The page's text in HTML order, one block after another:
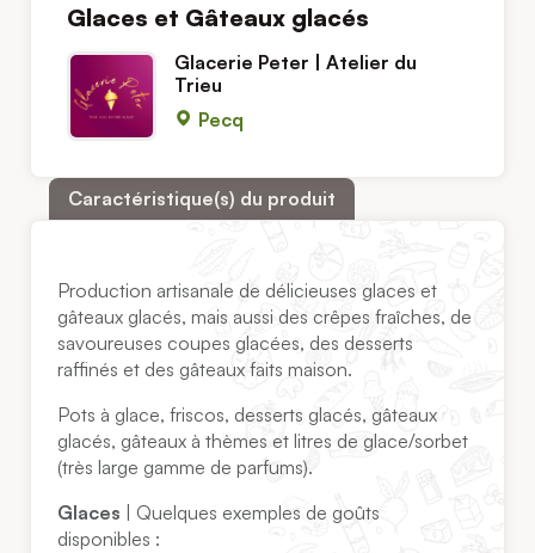
Glaces et Gâteaux glacés
Glacerie Peter | Atelier du
Trieu
Pecq
Caractéristique(s) du produit
Production artisanale de délicieuses glaces et
gâteaux glacés, mais aussi des crêpes fraîches, de
savoureuses coupes glacées, des desserts
raffinés et des gâteaux faits maison.
Pots à glace, friscos, desserts glacés, gâteaux
glacés, gâteaux à thèmes et litres de glace/sorbet
(très large gamme de parfums).
Glaces | Quelques exemples de goûts
disponibles :